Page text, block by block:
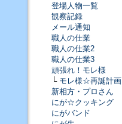
登場人物一覧
観察記録
メール通知
職人の仕業
職人の仕業2
職人の仕業3
頑張れ！モレ様
└ モレ様☆再誕計画
新相方・プロさん
にが☆クッキング
にがバンド